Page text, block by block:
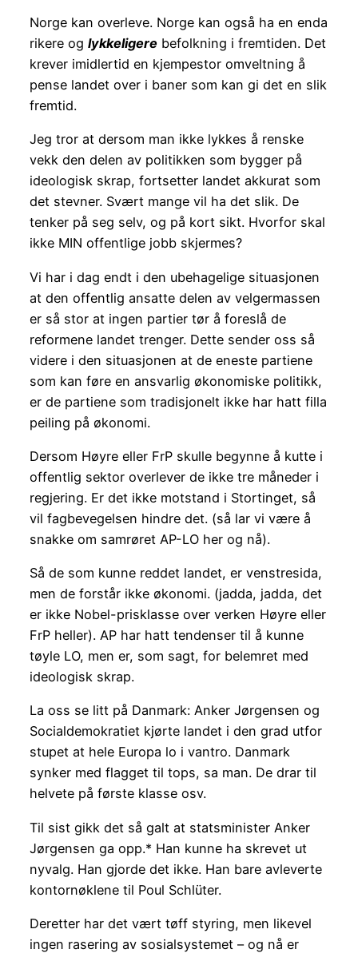
Norge kan overleve. Norge kan også ha en enda
rikere og lykkeligerebefolkning i fremtiden. Det
krever imidlertid en kjempestor omveltning å
pense landet over i baner som kan gi det en slik
fremtid.
Jeg tror at dersom man ikke lykkes å renske
vekk den delen av politikken som bygger på
ideologisk skrap, fortsetter landet akkurat som
det stevner. Svært mange vil ha det slik. De
tenker på seg selv, og på kort sikt. Hvorfor skal
ikke MIN offentlige jobb skjermes?
Vi har i dag endt i den ubehagelige situasjonen
at den offentlig ansatte delen av velgermassen
er så stor at ingen partier tør å foreslå de
reformene landet trenger. Dette sender oss så
videre i den situasjonen at de eneste partiene
som kan føre en ansvarlig økonomiske politikk,
er de partiene som tradisjonelt ikke har hatt filla
peiling på økonomi.
Dersom Høyre eller FrP skulle begynne å kutte i
offentlig sektor overlever de ikke tre måneder i
regjering. Er det ikke motstand i Stortinget, så
vil fagbevegelsen hindre det. (så lar vi være å
snakke om samrøret AP-LO her og nå).
Så de som kunne reddet landet, er venstresida,
men de forstår ikke økonomi. (jadda, jadda, det
er ikke Nobel-prisklasse over verken Høyre eller
FrP heller). AP har hatt tendenser til å kunne
tøyle LO, men er, som sagt, for belemret med
ideologisk skrap.
La oss se litt på Danmark: Anker Jørgensen og
Socialdemokratiet kjørte landet i den grad utfor
stupet at hele Europa lo i vantro. Danmark
synker med flagget til tops, sa man. De drar til
helvete på første klasse osv.
Til sist gikk det så galt at statsminister Anker
Jørgensen ga opp.* Han kunne ha skrevet ut
nyvalg. Han gjorde det ikke. Han bare avleverte
kontornøklene til Poul Schlüter.
Deretter har det vært tøff styring, men likevel
ingen rasering av sosialsystemet – og nå er